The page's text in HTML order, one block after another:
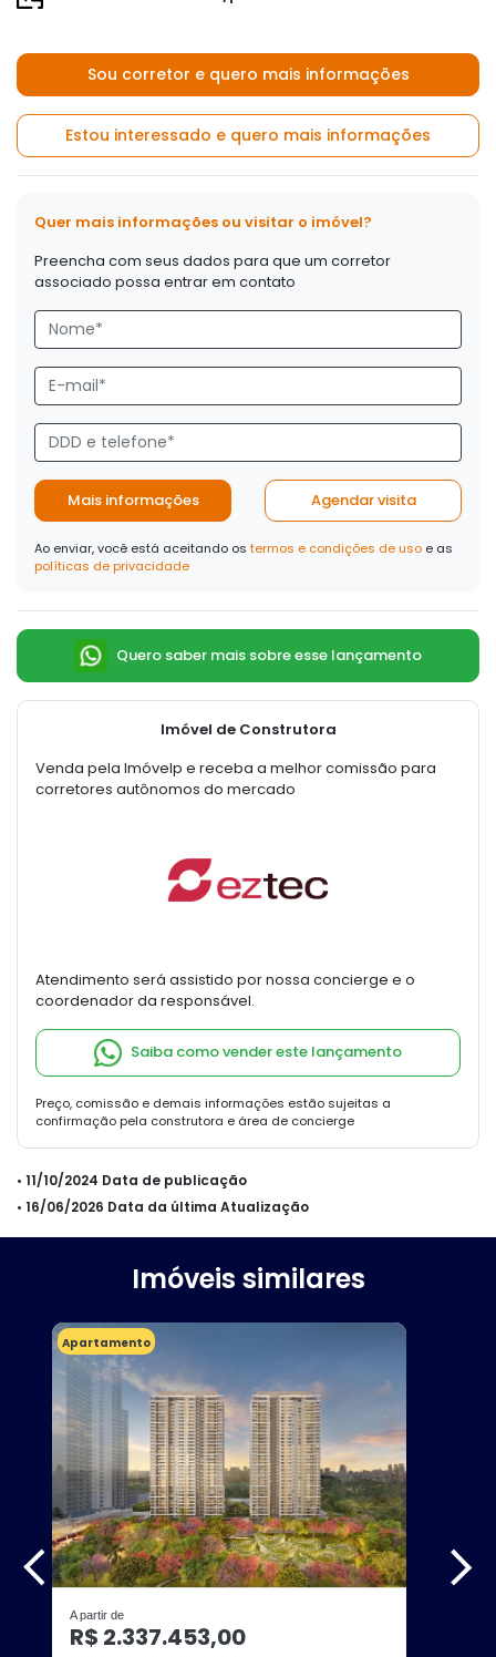
Sou corretor e quero mais informações
Estou interessado e quero mais informações
Quer mais informações ou visitar o imóvel?
Preencha com seus dados para que um corretor
associado possa entrar em contato
Mais informações Agendar visita
Ao enviar, você está aceitando os termos e condições de uso e as
políticas de privacidade
Quero saber mais sobre esse lançamento
Imóvel de Construtora
Venda pela Imóvelp e receba a melhor comissão para
corretores autônomos do mercado
Atendimento será assistido por nossa concierge e o
coordenador da responsável.
Saiba como vender este lançamento
Preço, comissão e demais informações estão sujeitas a
confirmação pela construtora e área de concierge
• 11/10/2024 Data de publicação
• 16/06/2026 Data da última Atualização
Imóveis similares
Apartamento
A partir de
R$ 2.337.453,00